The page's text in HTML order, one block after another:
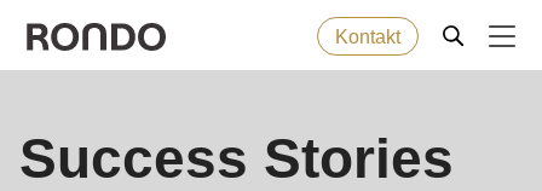
Inhalt
Kontakt
Backwaren
Fehlermeldung
Deprecated
function:
Success Stories